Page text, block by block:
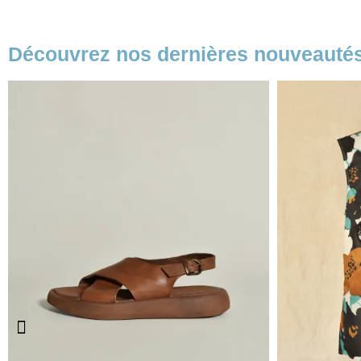
Découvrez nos dernières